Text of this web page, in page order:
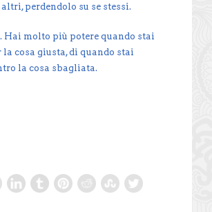
perdendolo su se stessi.
Hai molto più potere quando stai
cosa giusta, di quando stai
la cosa sbagliata.